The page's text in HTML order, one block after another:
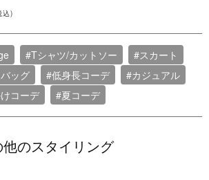
込)
#Tシャツ/カットソー
#スカート
ッグ #低身長コーデ
#カジュアル
コーデ #夏コーデ
のスタイリング